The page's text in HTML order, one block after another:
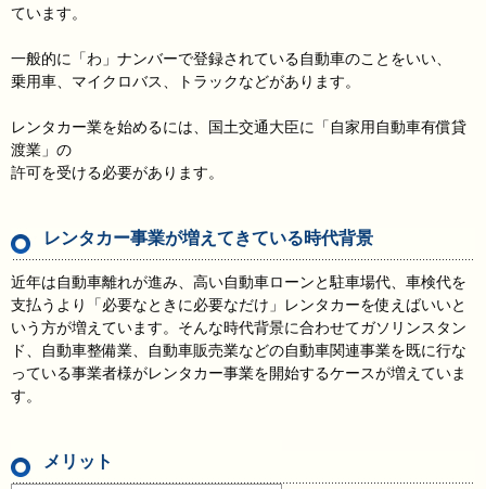
ています。
一般的に「わ」ナンバーで登録されている自動車のことをいい、
乗用車、マイクロバス、トラックなどがあります。
レンタカー業を始めるには、国土交通大臣に「自家用自動車有償貸
渡業」の
許可を受ける必要があります。
レンタカー事業が増えてきている時代背景
近年は自動車離れが進み、高い自動車ローンと駐車場代、車検代を
支払うより「必要なときに必要なだけ」レンタカーを使えばいいと
いう方が増えています。そんな時代背景に合わせてガソリンスタン
ド、自動車整備業、自動車販売業などの自動車関連事業を既に行な
っている事業者様がレンタカー事業を開始するケースが増えていま
す。
メリット